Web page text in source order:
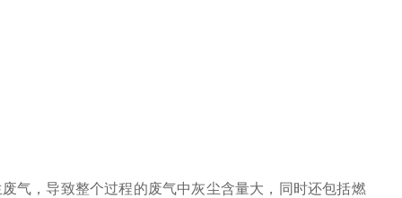
气，导致整个过程的废气中灰尘含量大 ，同时还包括燃